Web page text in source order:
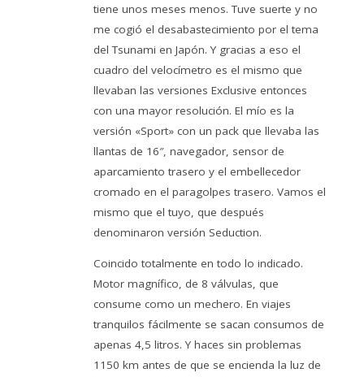
tiene unos meses menos. Tuve suerte y no
me cogió el desabastecimiento por el tema
del Tsunami en Japón. Y gracias a eso el
cuadro del velocímetro es el mismo que
llevaban las versiones Exclusive entonces
con una mayor resolución. El mío es la
versión «Sport» con un pack que llevaba las
llantas de 16″, navegador, sensor de
aparcamiento trasero y el embellecedor
cromado en el paragolpes trasero. Vamos el
mismo que el tuyo, que después
denominaron versión Seduction.
Coincido totalmente en todo lo indicado.
Motor magnífico, de 8 válvulas, que
consume como un mechero. En viajes
tranquilos fácilmente se sacan consumos de
apenas 4,5 litros. Y haces sin problemas
1150 km antes de que se encienda la luz de